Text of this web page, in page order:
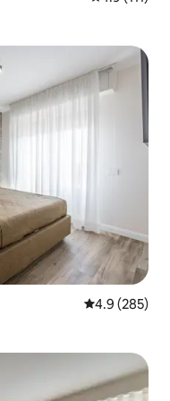
औसत रेटिंग 5 में
4.9 (285)